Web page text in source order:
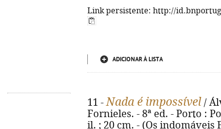
Link persistente: http://
ADICIONAR À LISTA
11 -Nada é impossível /
Fornieles. - 8ª ed. - Porto :
il. ; 20 cm. - (Os indomáveis